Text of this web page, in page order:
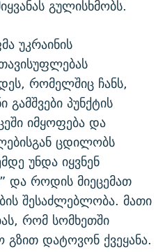
გულისხმობს.
უკრაინის
რომელშიც ჩანს,
პუნქტის
იმყოფება და
ცდილობს
უნდა იყვნენ
და როდის მიეცემათ
შესაძლებლობა. მათი
რომ სომხეთში
გზით დატოვონ ქვეყანა.